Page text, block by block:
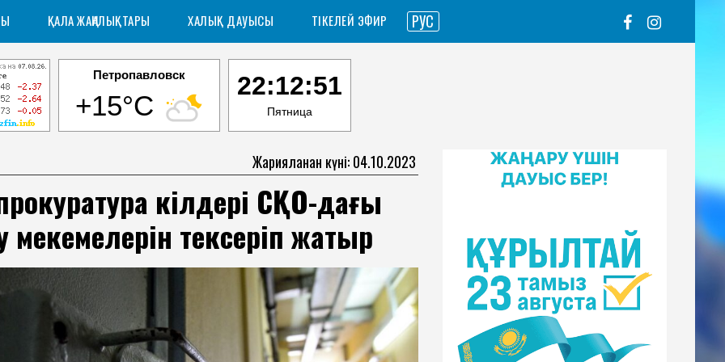
ҚАЛА ЖАҢАЛЫҚТАРЫ ХАЛЫҚ ДАУЫСЫ ТІКЕЛЕЙ ЭФИР РУС
Петропавловск
+15°C
22:12:52
Пятница
Жарияланған күні: 04.10.2023
өкілдері СҚО-дағы
мекемелерін тексеріп жатыр